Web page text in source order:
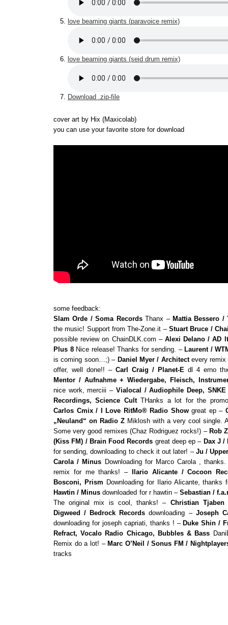
love beaming giants (paravoice remix)
love beaming giants (seid drum remix)
Download .zip-file
cover art by Hix (Maxicolab)
you can use your favorite store for download
some feedback:
Slam Orde / Soma RecordsThanx – Mattia Bessero /
the music! Support from The-Zone.it – Stuart Bruce /
possible review on ChainDLK.com – Alexi Delano / AD
Plus 8Nice release! Thanks for sending. – Laurent /
is coming soon…;) – Daniel Myer / Architectevery remix
offer, well done!! – Carl Craig / Planet-E dl 4 erno
Mentor / Aufnahme + Wiedergabe, Fleisch,
nice work, merciii – Vialocal / Audiophile Deep,
Recordings, Science CultTHanks a lot for the
Carlos Cmix / I Love RitMo® Radio Showgreat ep –
„Neuland“ on Radio Z Miklosh with a very cool single.
Some very good remixes (Chaz Rodriguez rocks!) – Rob
(Kiss FM) / Brain Food Records great deep ep – Dax J /
for sending, downloading to check it out later! – Ju /
Carola / Minus Downloading for Marco Carola ,
remix for me thanks! –
Ilario Alicante / Cocoon
Bosconi, Prism Downloading for Ilario Alicante,
Hawtin / Minus downloaded for r hawtin –Sebastian /
The original mix is cool, thanks! – Christian
Digweed / Bedrock Records downloading – Joseph
downloading for joseph capriati, thanks ! – Duke Shin /
Refract, Vocalo Radio Chicago, Bubbles & Bass
Remix do a lot! – Marc O’Neil / Sonus FM /
tracks